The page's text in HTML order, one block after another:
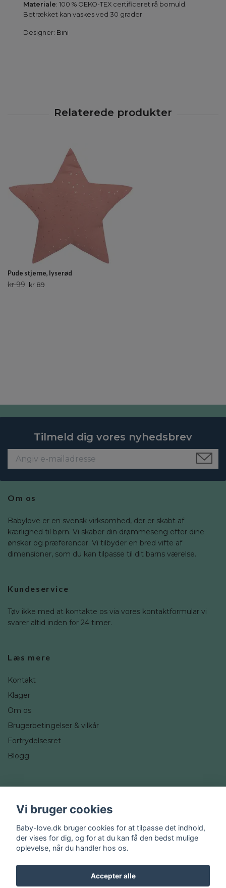
Materiale: 100 % OEKO-TEX certificeret rå bomuld.
Betrækket kan vaskes ved 30 grader.
Designer: Bini
Pude stjerne, lyserød
kr 99 kr 89
Tilmeld dig vores nyhedsbrev
Om os
Babylove er en svensk virksomhed, der er skabt af
kærlighed til børn. Vi skaber din drømmeseng efter dine
ønsker og præferencer. Vi tilbyder en bred vifte af
dimensioner, som du kan tilpasse til dit barns værelse.
Kundeservice
Tøv ikke med at kontakte os via vores kontaktformular vi
svarer altid inden for 24 timer.
Læs mere
Kontakt
Klager
Om os
Brugerbetingelser & vilkår
Fortrydelsesret
Blogg
Instagram
Vi bruger cookies
Baby-love.dk bruger cookies for at tilpasse det indhold,
der vises for dig, og for at du kan få den bedst mulige
oplevelse, når du handler hos os.
Accepter alle